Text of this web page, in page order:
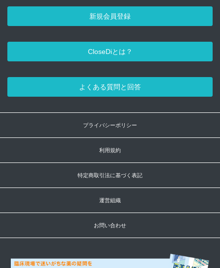
新規会員登録
CloseDiとは？
よくある質問と回答
プライバシーポリシー
利用規約
特定商取引法に基づく表記
運営組織
お問い合わせ